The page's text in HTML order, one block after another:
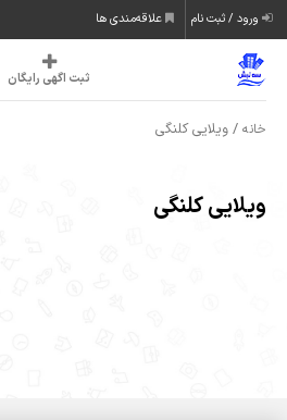
ورود / ثبت نام علاقه‌مندی ها
ثبت اگهی رایگان
خانه / ویلایی کلنگی
ویلایی کلنگی